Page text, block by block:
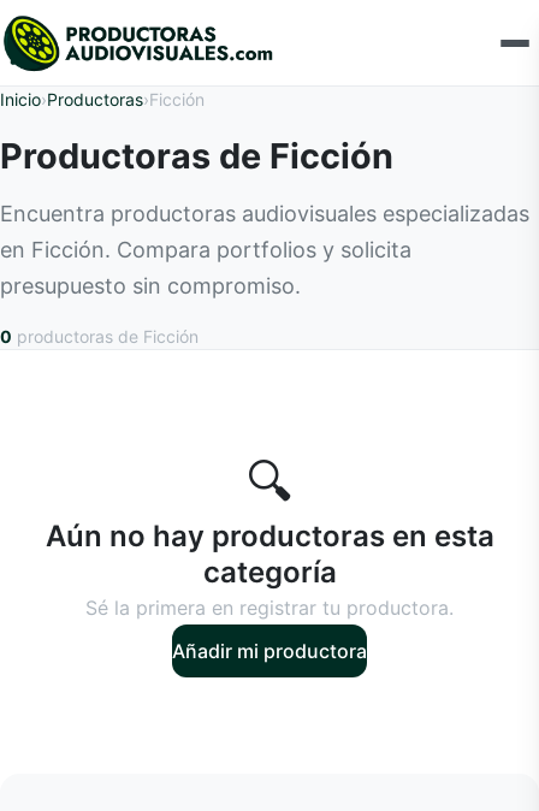
Inicio›Productoras›Ficción
Productoras de Ficción
Encuentra productoras audiovisuales especializadas
en Ficción. Compara portfolios y solicita
presupuesto sin compromiso.
0 productoras de Ficción
🔍
Aún no hay productoras en esta
categoría
Sé la primera en registrar tu productora.
Añadir mi productora